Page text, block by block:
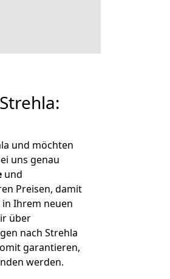
und möchten
uns genau
und
Preisen, damit
Ihrem neuen
über
nach Strehla
garantieren,
werden.